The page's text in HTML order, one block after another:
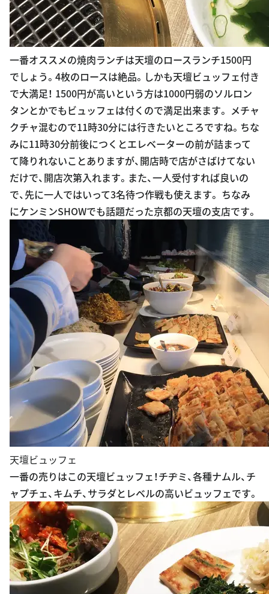
一番オススメの焼肉ランチは天壇のロースランチ1500円
でしょう。4枚のロースは絶品。しかも天壇ビュッフェ付き
で大満足！ 1500円が高いという方は1000円弱のソルロン
タンとかでもビュッフェは付くので満足出来ます。 メチャ
クチャ混むので11時30分には行きたいところですね。ちな
みに11時30分前後につくとエレベーターの前が詰まって
て降りれないことありますが、開店時で店がさばけてない
だけで、開店次第入れます。また、一人受付すれば良いの
で、先に一人ではいって3名待つ作戦も使えます。 ちなみ
にケンミンSHOWでも話題だった京都の天壇の支店です。
天壇ビュッフェ
一番の売りはこの天壇ビュッフェ！チヂミ、各種ナムル、チ
ャプチェ、キムチ、サラダとレベルの高いビュッフェです。